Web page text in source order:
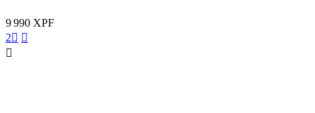
9 990 XPF
2 
